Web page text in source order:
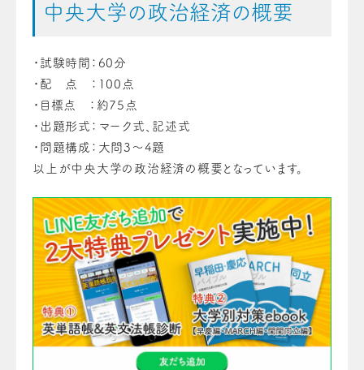
中央大学の政治経済の概要
・試験時間：60分
・配 点 ：100点
・目標点 ：約75点
・出題形式：マーク式、記述式
・問題構成：大問3〜4題
以上が中央大学の政治経済の概要となっています。